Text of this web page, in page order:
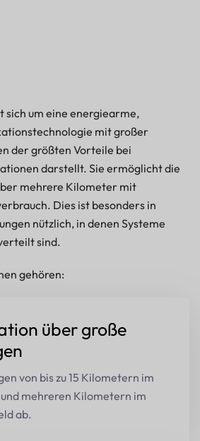
sich um eine energiearme,
mit großer
der größten Vorteile bei
darstellt. Sie ermöglicht die
mehrere Kilometer mit
Dies ist besonders in
nützlich, in denen Systeme
sind.
gehören:
über große
von bis zu 15 Kilometern im
mehreren Kilometern im
ab.